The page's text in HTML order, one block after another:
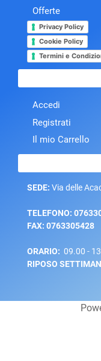
Offerte
Privacy Policy
Cookie Policy
Termini e
Accedi
Registrati
Il mio Carrello
SEDE: Via delle
TELEFONO:
FAX: 0763305428
ORARIO: 09.00 -
RIPOSO